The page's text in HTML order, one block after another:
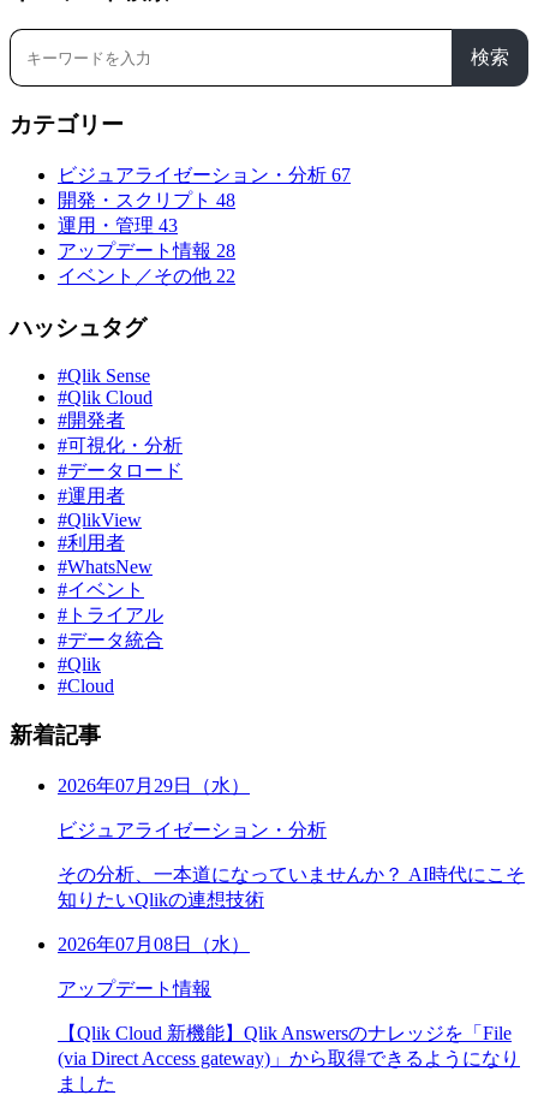
検索
カテゴリー
ビジュアライゼーション・分析 67
開発・スクリプト 48
運用・管理 43
アップデート情報 28
イベント／その他 22
ハッシュタグ
#Qlik Sense
#Qlik Cloud
#開発者
#可視化・分析
#データロード
#運用者
#QlikView
#利用者
#WhatsNew
#イベント
#トライアル
#データ統合
#Qlik
#Cloud
新着記事
2026年07月29日（水）
ビジュアライゼーション・分析
その分析、一本道になっていませんか？ AI時代にこそ
知りたいQlikの連想技術
2026年07月08日（水）
アップデート情報
【Qlik Cloud 新機能】Qlik Answersのナレッジを「File
(via Direct Access gateway)」から取得できるようになり
ました